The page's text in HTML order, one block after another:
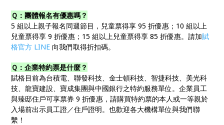
Ｑ：團體報名有優惠嗎？
5 組以上親子報名同週節目，兒童票得享 95 折優惠；10 組以上
兒童票得享 9 折優惠；15 組以上兒童票得享 85 折優惠。請加賦
格官方 LINE 向我們取得折扣碼。
Ｑ：企業特約票是什麼？
賦格目前為台積電、聯發科技、金士頓科技、智捷科技、美光科
技、龍寶建設、寶成集團與中國銀行之特約服務單位。企業員工
與臻邸住戶可享票券 9 折優惠，請購買特約票的本人或一等親於
入場前出示員工證／住戶證明。也歡迎各大機構單位與我們聯
繫！